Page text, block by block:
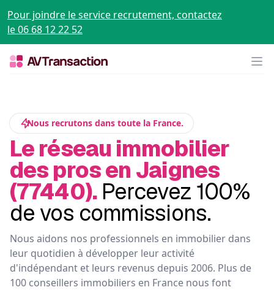
Pour joindre le service recrutement, contactez
le 06 68 12 22 52
Nous recrutons dans toute la France.
Le réseau immobilier
des pros en Jaignes
(77440). Percevez 100%
de vos commissions.
Nous aidons nos professionnels en immobilier dans
leur quotidien à développer leur activité
d'indépendant et leurs revenus depuis 2006. Plus de
100 conseillers immobiliers en France nous font